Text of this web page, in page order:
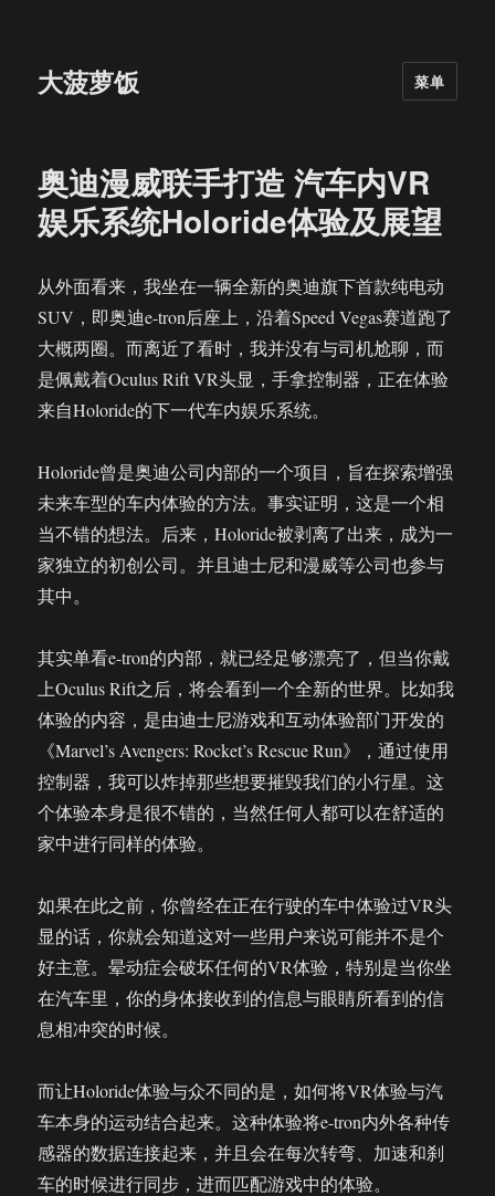
大菠萝饭 菜单
奥迪漫威联手打造 汽车内VR
娱乐系统Holoride体验及展望
从外面看来，我坐在一辆全新的奥迪旗下首款纯电动
SUV，即奥迪e-tron后座上，沿着Speed Vegas赛道跑了
大概两圈。而离近了看时，我并没有与司机尬聊，而
是佩戴着Oculus Rift VR头显，手拿控制器，正在体验
来自Holoride的下一代车内娱乐系统。
Holoride曾是奥迪公司内部的一个项目，旨在探索增强
未来车型的车内体验的方法。事实证明，这是一个相
当不错的想法。后来，Holoride被剥离了出来，成为一
家独立的初创公司。并且迪士尼和漫威等公司也参与
其中。
其实单看e-tron的内部，就已经足够漂亮了，但当你戴
上Oculus Rift之后，将会看到一个全新的世界。比如我
体验的内容，是由迪士尼游戏和互动体验部门开发的
《Marvel’s Avengers: Rocket’s Rescue Run》，通过使用
控制器，我可以炸掉那些想要摧毁我们的小行星。这
个体验本身是很不错的，当然任何人都可以在舒适的
家中进行同样的体验。
如果在此之前，你曾经在正在行驶的车中体验过VR头
显的话，你就会知道这对一些用户来说可能并不是个
好主意。晕动症会破坏任何的VR体验，特别是当你坐
在汽车里，你的身体接收到的信息与眼睛所看到的信
息相冲突的时候。
而让Holoride体验与众不同的是，如何将VR体验与汽
车本身的运动结合起来。这种体验将e-tron内外各种传
感器的数据连接起来，并且会在每次转弯、加速和刹
车的时候进行同步，进而匹配游戏中的体验。